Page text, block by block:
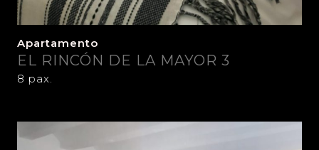
Apartamento
EL RINCÓN DE LA MAYOR 3
8 pax.